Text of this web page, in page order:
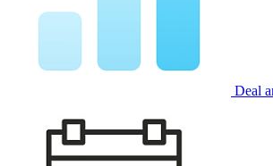
Deal